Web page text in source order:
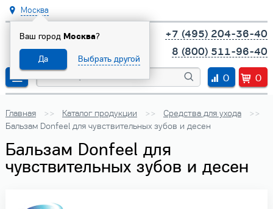
Москва
Ваш город Москва?
Да Выбрать другой
+7 (495) 204-36-40
8 (800) 511-96-40
0
0
Главная Каталог продукции
Средства для ухода
Бальзам Donfeel для чувствительных зубов и десен
Бальзам Donfeel для
чувствительных зубов и десен